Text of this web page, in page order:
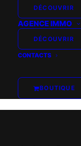
DÉCOUVRIR
AGENCE IMMO
DÉCOUVRIR
CONTACTS
BOUTIQUE